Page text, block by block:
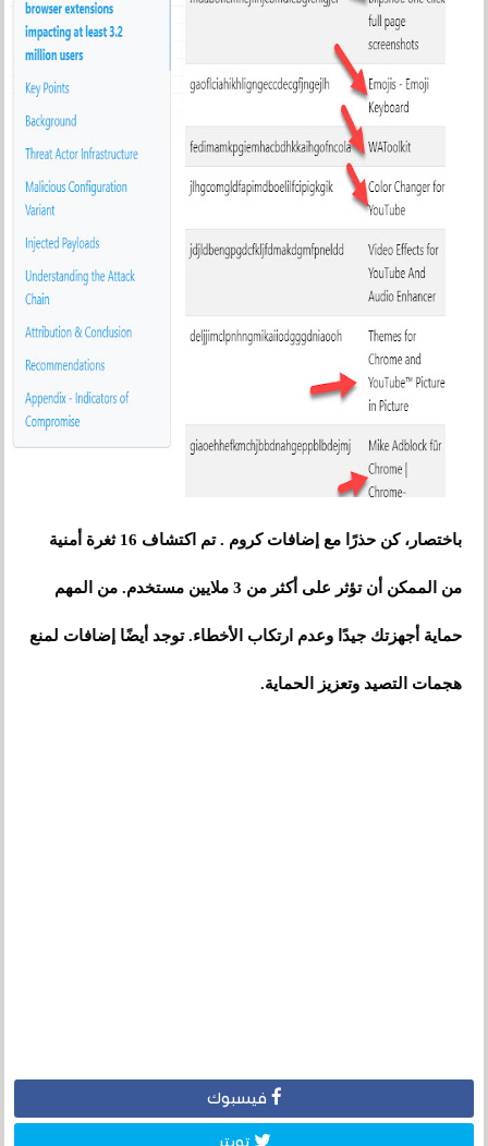
باختصار، كن حذرًا مع إضافات كروم . تم اكتشاف 16 ثغرة أمنية
من الممكن أن تؤثر على أكثر من 3 ملايين مستخدم. من المهم
حماية أجهزتك جيدًا وعدم ارتكاب الأخطاء. توجد أيضًا إضافات لمنع
هجمات التصيد وتعزيز الحماية.
فيسبوك
تويتر